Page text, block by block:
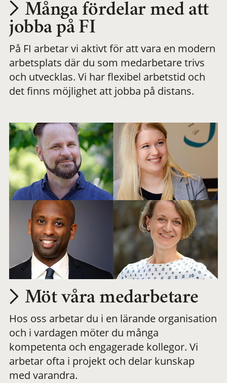
Utvecklas på en
meningsfull och
flexibel
Många fördelar med att
jobba på FI
På FI arbetar vi aktivt för att vara en modern
arbetsplats där du som medarbetare trivs
och utvecklas. Vi har flexibel arbetstid och
det finns möjlighet att jobba på distans.
Möt våra medarbetare
Hos oss arbetar du i en lärande organisation
och i vardagen möter du många
kompetenta och engagerade kollegor. Vi
arbetar ofta i projekt och delar kunskap
med varandra.